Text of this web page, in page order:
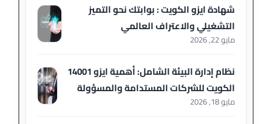
شهادة ايزو الكويت : بوابتك نحو التميز
التشغيلي والاعتراف العالمي
مايو 22, 2026
نظام إدارة البيئة الشامل: أهمية ايزو 14001
الكويت للشركات المستدامة والمسؤولة
مايو 18, 2026